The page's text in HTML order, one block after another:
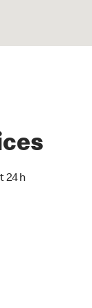
24 h